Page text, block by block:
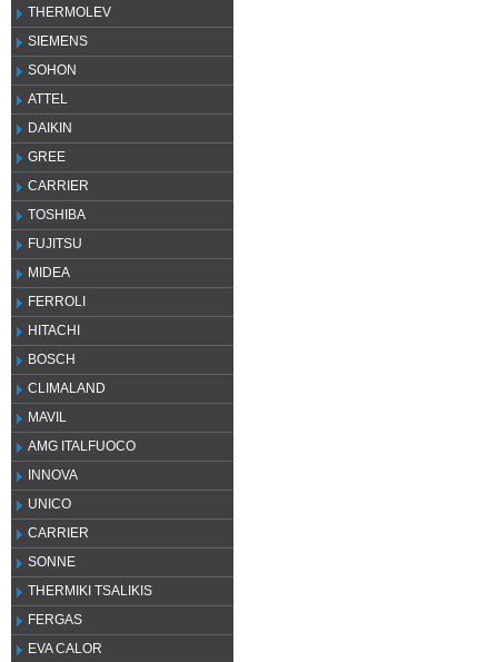
THERMOLEV
SIEMENS
SOHON
ATTEL
DAIKIN
GREE
CARRIER
TOSHIBA
FUJITSU
MIDEA
FERROLI
HITACHI
BOSCH
CLIMALAND
MAVIL
AMG ITALFUOCO
INNOVA
UNICO
CARRIER
SONNE
THERMIKI TSALIKIS
FERGAS
EVA CALOR